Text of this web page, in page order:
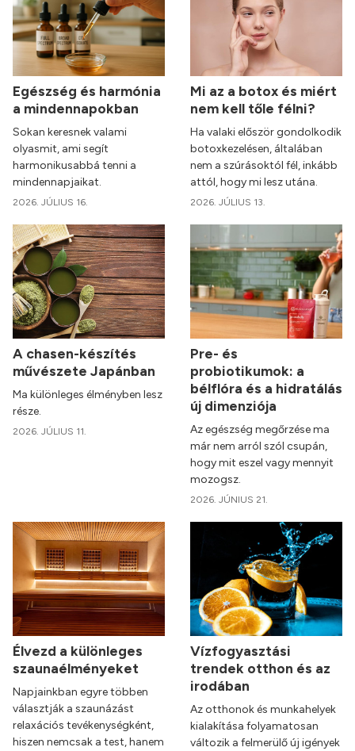
Egészség és harmónia
a mindennapokban
Sokan keresnek valami
olyasmit, ami segít
harmonikusabbá tenni a
mindennapjaikat.
2026. JÚLIUS 16.
Mi az a botox és miért
nem kell tőle félni?
Ha valaki először gondolkodik
botoxkezelésen, általában
nem a szúrásoktól fél, inkább
attól, hogy mi lesz utána.
2026. JÚLIUS 13.
A chasen-készítés
művészete Japánban
Ma különleges élményben lesz
része.
2026. JÚLIUS 11.
Pre- és
probiotikumok: a
bélflóra és a hidratálás
új dimenziója
Az egészség megőrzése ma
már nem arról szól csupán,
hogy mit eszel vagy mennyit
mozogsz.
2026. JÚNIUS 21.
Élvezd a különleges
szaunaélményeket
Napjainkban egyre többen
választják a szaunázást
relaxációs tevékenységként,
hiszen nemcsak a test, hanem
Vízfogyasztási
trendek otthon és az
irodában
Az otthonok és munkahelyek
kialakítása folyamatosan
változik a felmerülő új igények